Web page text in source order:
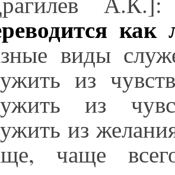
как
виды
из
из
из
чаще